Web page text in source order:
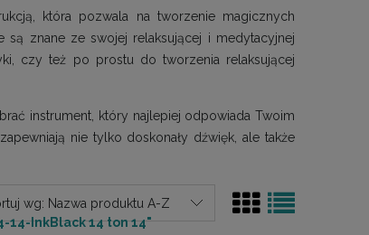
która pozwala na tworzenie magicznych
są znane ze swojej relaksującej i medytacyjnej
czy też po prostu do tworzenia relaksującej
instrument, który najlepiej odpowiada Twoim
nie tylko doskonały dźwięk, ale także
wg: Nazwa produktu A-Z
14-InkBlack 14 ton 14"